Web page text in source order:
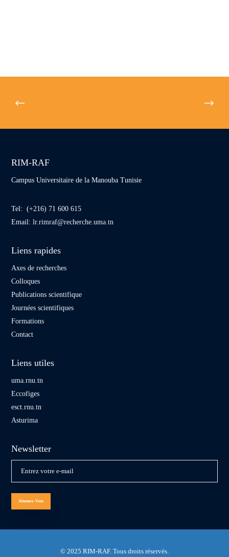
RIM-RAF
Campus Universitaire de la Manouba Tunisie
Tel: (+216) 71 600 615
Email:lr.rimraf@recherche.uma.tn
Liens rapides
Axes de recherches
Colloques
Publications scientifique
Journées scientifiques
Formations
Contact
Liens utiles
uma.rnu.tn
Eccofiges
esct.rnu.tn
Asturima
Newsletter
© 2025 RIM-RAF. Tous droits réservés.